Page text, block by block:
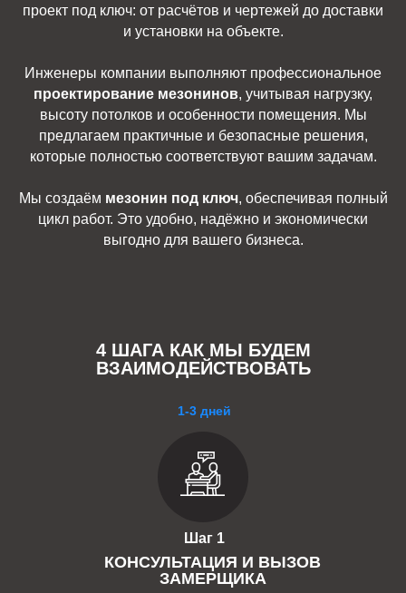
проект под ключ: от расчётов и чертежей до доставки
и установки на объекте.
Инженеры компании выполняют профессиональное
проектирование мезонинов, учитывая нагрузку,
высоту потолков и особенности помещения. Мы
предлагаем практичные и безопасные решения,
которые полностью соответствуют вашим задачам.
Мы создаём мезонин под ключ, обеспечивая полный
цикл работ. Это удобно, надёжно и экономически
выгодно для вашего бизнеса.
4 ШАГА КАК МЫ БУДЕМ
ВЗАИМОДЕЙСТВОВАТЬ
1-3 дней
Шаг 1
КОНСУЛЬТАЦИЯ И ВЫЗОВ
ЗАМЕРЩИКА